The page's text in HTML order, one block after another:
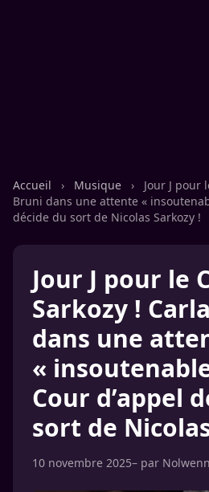
Accueil › Musique ›
Jour J pour
Bruni dans une attente «
décide du sort de Nicolas Sarkozy !
Jour J pour le
Sarkozy !
dans une
«
Cour d’appel
sort de
10 novembre 2025– par